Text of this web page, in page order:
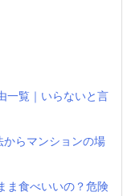
一覧｜いらないと言
らマンションの場
ま食べいいの？危険